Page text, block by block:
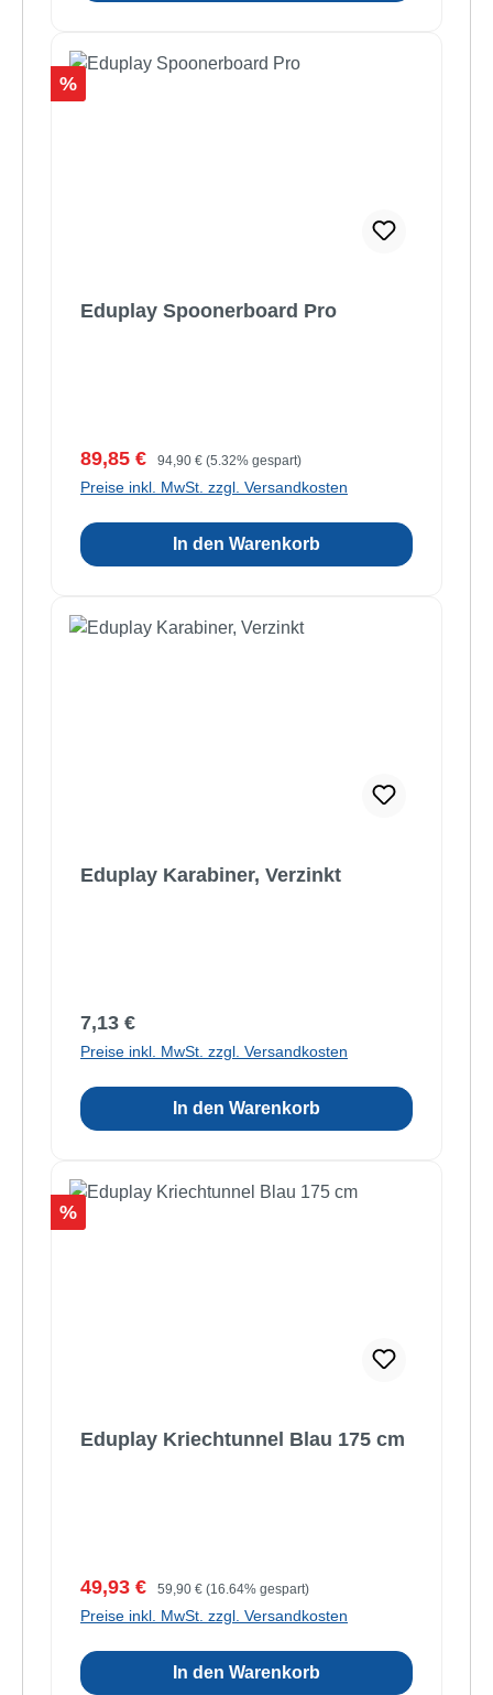
Rabatt
%
Eduplay Spoonerboard Pro
Verkaufspreis:
89,85 € Regulärer Preis:
94,90 € (5.32% gespart)
Preise inkl. MwSt. zzgl. Versandkosten
In den Warenkorb
Eduplay Karabiner, Verzinkt
Regulärer Preis:
7,13 €
Preise inkl. MwSt. zzgl. Versandkosten
In den Warenkorb
Rabatt
%
Eduplay Kriechtunnel Blau 175 cm
Verkaufspreis:
49,93 € Regulärer Preis:
59,90 € (16.64% gespart)
Preise inkl. MwSt. zzgl. Versandkosten
In den Warenkorb